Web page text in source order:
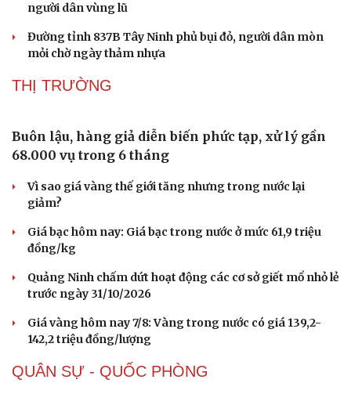
người dân vùng lũ
Đường tỉnh 837B Tây Ninh phủ bụi đỏ, người dân mòn
mỏi chờ ngày thảm nhựa
THỊ TRƯỜNG
Buôn lậu, hàng giả diễn biến phức tạp, xử lý gần
68.000 vụ trong 6 tháng
giảm?